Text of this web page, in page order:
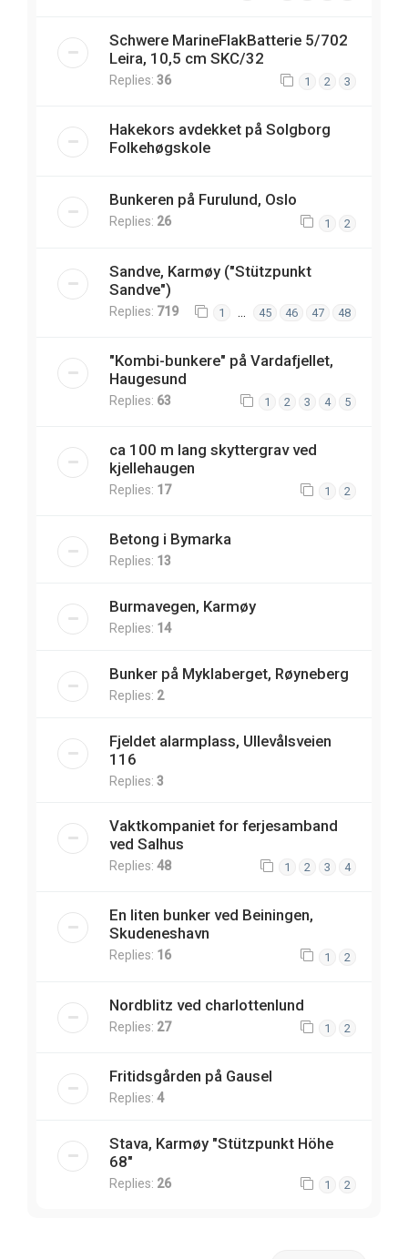
Schwere MarineFlakBatterie 5/702
Leira, 10,5 cm SKC/32
Replies: 36 1 2 3
Hakekors avdekket på Solgborg
Folkehøgskole
Bunkeren på Furulund, Oslo
Replies: 26 1 2
Sandve, Karmøy ("Stützpunkt
Sandve")
Replies: 719 1 45 46 47 48
"Kombi-bunkere" på Vardafjellet,
Haugesund
Replies: 63 1 2 3 4 5
ca 100 m lang skyttergrav ved
kjellehaugen
Replies: 17 1 2
Betong i Bymarka
Replies: 13
Burmavegen, Karmøy
Replies: 14
Bunker på Myklaberget, Røyneberg
Replies: 2
Fjeldet alarmplass, Ullevålsveien
116
Replies: 3
Vaktkompaniet for ferjesamband
ved Salhus
Replies: 48 1 2 3 4
En liten bunker ved Beiningen,
Skudeneshavn
Replies: 16 1 2
Nordblitz ved charlottenlund
Replies: 27 1 2
Fritidsgården på Gausel
Replies: 4
Stava, Karmøy "Stützpunkt Höhe
68"
Replies: 26 1 2